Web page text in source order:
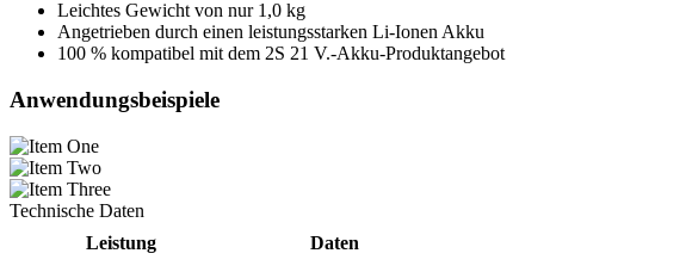
Leichtes Gewicht von nur 1,0 kg
Angetrieben durch einen leistungsstarken Li-Ionen Akku
100 % kompatibel mit dem 2S 21 V.-Akku-Produktangebot
Anwendungsbeispiele
Technische Daten
Leistung
Daten